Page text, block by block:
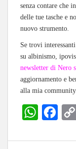
senza contare che
delle tue tasche e
nuovo strumento.
Se trovi
su albinismo,
newsletter di Nero
aggiornamento e
alla mia community.
W
ts
Fa
bo